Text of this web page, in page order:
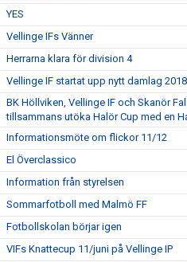
YES
Vellinge IFs Vänner
Herrarna klara för division 4
Vellinge IF startat upp nytt damlag 2018
BK Höllviken, Vellinge IF och Skanör
tillsammans utöka Halör Cup med en
Informationsmöte om flickor 11/12
El Överclassico
Information från styrelsen
Sommarfotboll med Malmö FF
Fotbollskolan börjar igen
VIFs Knattecup 11/juni på Vellinge IP